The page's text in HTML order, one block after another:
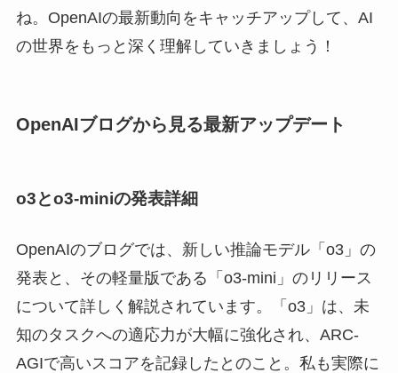
ね。OpenAIの最新動向をキャッチアップして、AI
の世界をもっと深く理解していきましょう！
OpenAIブログから見る最新アップデート
o3とo3-miniの発表詳細
OpenAIのブログでは、新しい推論モデル「o3」の
発表と、その軽量版である「o3-mini」のリリース
について詳しく解説されています。「o3」は、未
知のタスクへの適応力が大幅に強化され、ARC-
AGIで高いスコアを記録したとのこと。私も実際に